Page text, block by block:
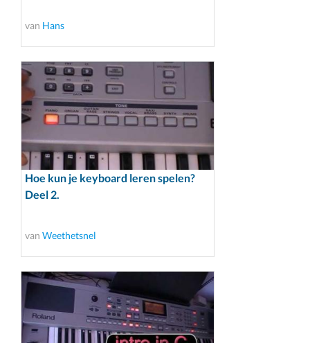
van Hans
Hoe kun je keyboard leren spelen?
Deel 2.
van Weethetsnel